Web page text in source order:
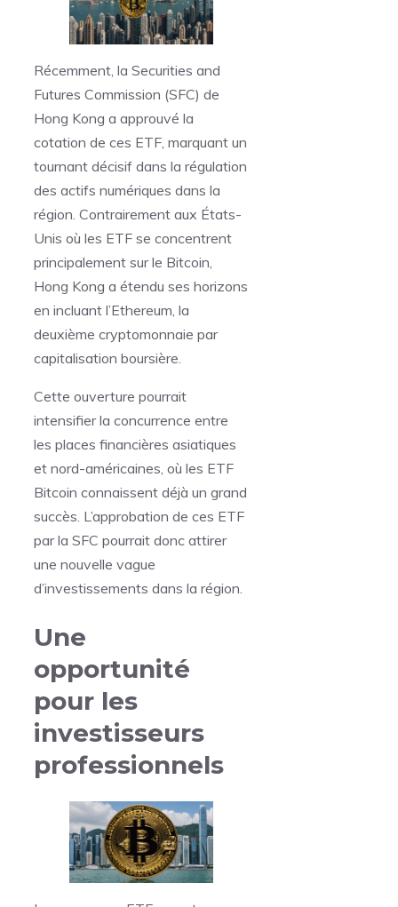
Récemment, la Securities and
Futures Commission (SFC) de
Hong Kong a approuvé la
cotation de ces ETF, marquant un
tournant décisif dans la régulation
des actifs numériques dans la
région. Contrairement aux États-
Unis où les ETF se concentrent
principalement sur le Bitcoin,
Hong Kong a étendu ses horizons
en incluant l’Ethereum, la
deuxième cryptomonnaie par
capitalisation boursière.
Cette ouverture pourrait
intensifier la concurrence entre
les places financières asiatiques
et nord-américaines, où les ETF
Bitcoin connaissent déjà un grand
succès. L’approbation de ces ETF
par la SFC pourrait donc attirer
une nouvelle vague
d’investissements dans la région.
Une
opportunité
pour les
investisseurs
professionnels